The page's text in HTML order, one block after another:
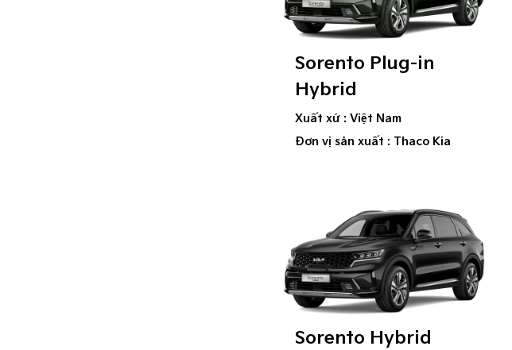
Sorento Plug-in
Hybrid
Xuất xứ : Việt Nam
Đơn vị sản xuất : Thaco Kia
Sorento Hybrid